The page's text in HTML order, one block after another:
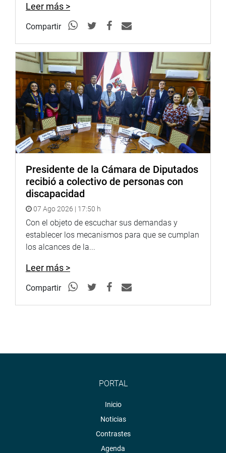
Leer más >
Compartir
Presidente de la Cámara de Diputados
recibió a colectivo de personas con
discapacidad
07 Ago 2026 | 17:50 h
Con el objeto de escuchar sus demandas y
establecer los mecanismos para que se cumplan
los alcances de la...
Leer más >
Compartir
PORTAL
Inicio
Noticias
Contrastes
Agenda